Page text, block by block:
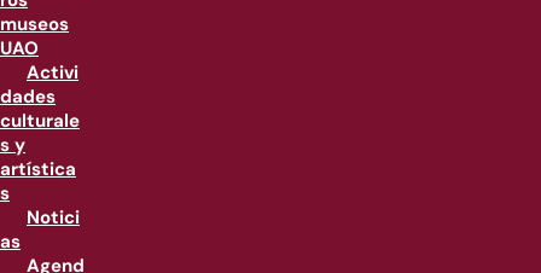
museos
UAO
Activi
dades
culturale
s y
artística
s
Notici
as
Agend